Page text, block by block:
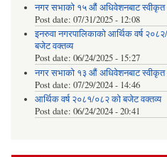
नगर सभाको १५ औं अधिवेशनबाट
Post date: 07/31/2025 - 12:08
इनरुवा नगरपालिकाको आर्थिक वर्ष
बजेट वक्तव्य
Post date: 06/24/2025 - 15:27
नगर सभाको १३ औं अधिवेशनबाट
Post date: 07/29/2024 - 14:46
आर्थिक वर्ष २०८१/०८२ को बजेट वक्तव्य
Post date: 06/24/2024 - 20:41